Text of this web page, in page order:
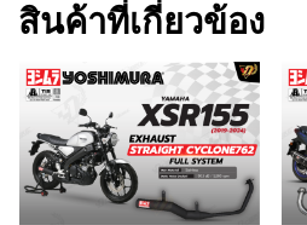
สินค้าที่เกี่ยวข้อง